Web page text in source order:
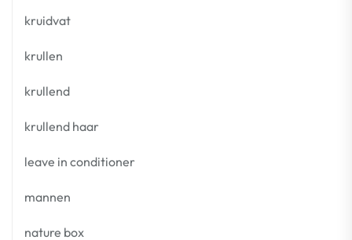
kruidvat
krullen
krullend
krullend haar
leave in conditioner
mannen
nature box